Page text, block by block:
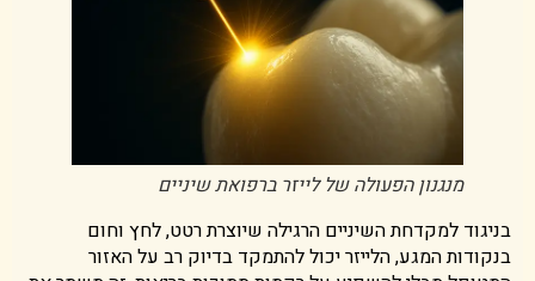
מנגנון הפעולה של לייזר ברפואת שיניים
בניגוד למקדחת השיניים הרגילה שיוצרת רטט, לחץ וחום
בנקודות המגע, הלייזר יכול להתמקד בדיוק רב על האזור